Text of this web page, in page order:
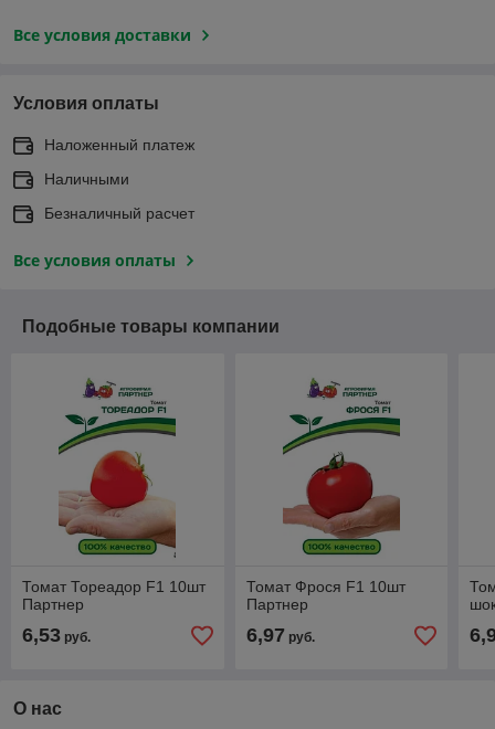
Все условия доставки
Условия оплаты
Наложенный платеж
Наличными
Безналичный расчет
Все условия оплаты
Подобные товары компании
Томат Тореадор F1 10шт
Партнер
6,53 руб.
Томат Фрося F1 10шт
Партнер
6,97 руб.
О нас